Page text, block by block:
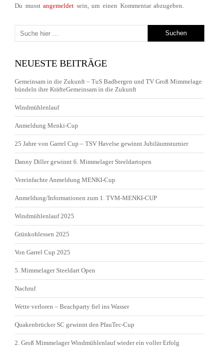
Du musstangemeldet sein, um einen Kommentar abzugeben.
NEUESTE BEITRÄGE
Gemeinsam in die Zukunft – TuS Badbergen und TV Groß Mimmelage
bündeln ihre KräfteGemeinsam in die Zukunft
Windmühlenlauf
Anmeldung Menki-Cup
25 Jahre von Garrel Cup – TSV Havelse gewinnt Jubiläumsturnier
Danny Diller gewinnt 6. Mimmelager Steeldartopen
Vereinfachte Anmeldung MENKI-Cup
Anmeldung/Informationen zum 1. TVM-MENKI-CUP
Windmühlenlauf 2025
Grünkohlessen 2025
Von Garrel Cup 2025
5. Mimmelager Steeldart Open
Nachruf
Wette verloren – Beachparty fiel ins Wasser
Quakenbrücker SC gewinnt den PfauTec-Cup
2. Groß Mimmelager Windmühlenlauf wieder ein voller Erfolg